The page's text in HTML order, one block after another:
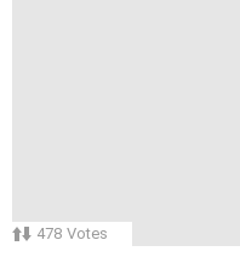
478 Votes